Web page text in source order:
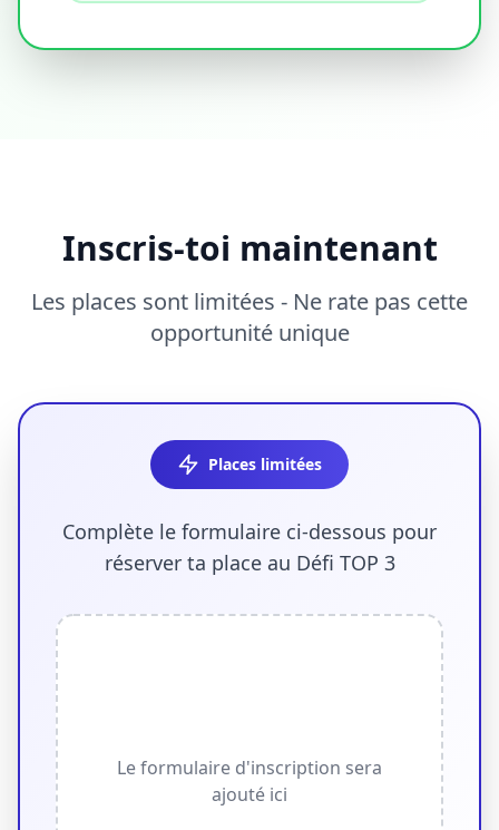
Inscris-toi maintenant
Les places sont limitées - Ne rate pas cette
opportunité unique
Places limitées
Complète le formulaire ci-dessous pour
réserver ta place au Défi TOP 3
Le formulaire d'inscription sera
ajouté ici